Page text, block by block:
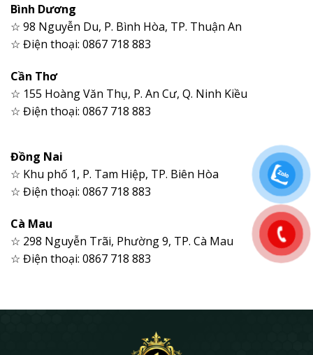
Bình Dương
☆ 98 Nguyễn Du, P. Bình Hòa, TP. Thuận An
☆ Điện thoại: 0867 718 883
Cần Thơ
☆ 155 Hoàng Văn Thụ, P. An Cư, Q. Ninh Kiều
☆ Điện thoại: 0867 718 883
Đồng Nai
☆ Khu phố 1, P. Tam Hiệp, TP. Biên Hòa
☆ Điện thoại: 0867 718 883
Cà Mau
☆ 298 Nguyễn Trãi, Phường 9, TP. Cà Mau
☆ Điện thoại: 0867 718 883